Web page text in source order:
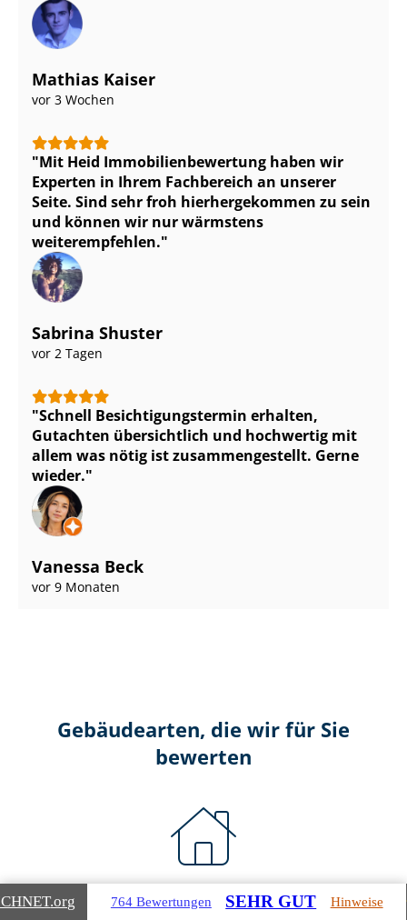
Mathias Kaiser
vor 3 Wochen
Mit Heid Im­mo­bi­li­en­be­wer­tung haben wir
Experten in Ihrem Fachbereich an unserer
Seite. Sind sehr froh hierhergekommen zu sein
und können wir nur wärmstens
weiterempfehlen.
Sabrina Shuster
vor 2 Tagen
Schnell Be­sich­ti­gungs­ter­min erhalten,
Gutachten übersichtlich und hochwertig mit
allem was nötig ist zu­sam­men­ge­stellt. Gerne
wieder.
Vanessa Beck
vor 9 Monaten
Gebäudearten, die wir für Sie
bewerten
Wohnimmobilien
.org 764 Bewertungen SEHR GUT Hinweise